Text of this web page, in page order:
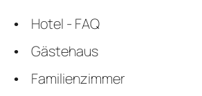
Hotel - FAQ
Gästehaus
Familienzimmer